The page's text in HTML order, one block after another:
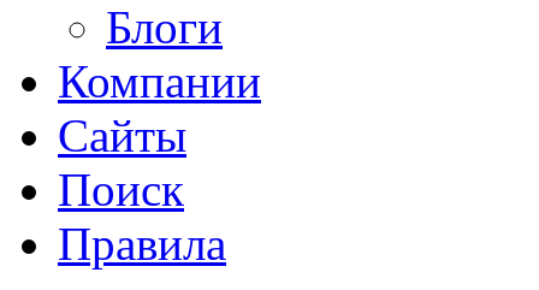
Блоги
Компании
Сайты
Поиск
Правила